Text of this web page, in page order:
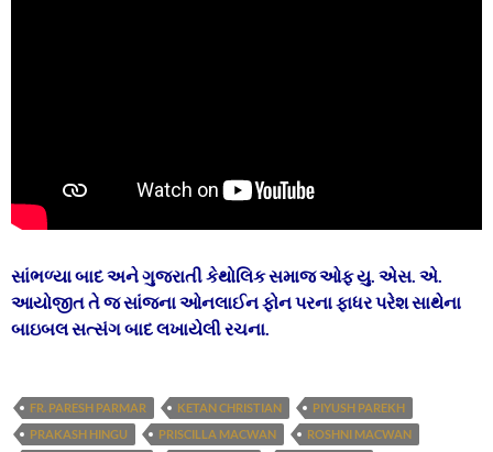
સાંભળ્યા બાદ અને ગુજરાતી કેથોલિક સમાજ ઓફ યુ. એસ. એ.
આયોજીત તે જ સાંજના ઓનલાઈન ફોન પરના ફાધર પરેશ સાથેના
બાઇબલ સત્સંગ બાદ લખાયેલી રચના.
FR. PARESH PARMAR KETAN CHRISTIAN
PIYUSH PAREKH
PRAKASH HINGU
PRISCILLA MACWAN
ROSHNI MACWAN